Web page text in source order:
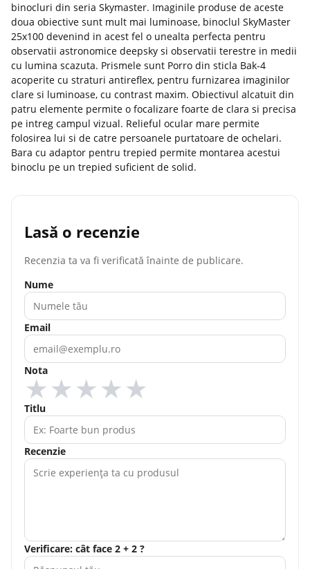
binocluri din seria Skymaster. Imaginile produse de aceste
doua obiective sunt mult mai luminoase, binoclul SkyMaster
25x100 devenind in acest fel o unealta perfecta pentru
observatii astronomice deepsky si observatii terestre in medii
cu lumina scazuta. Prismele sunt Porro din sticla Bak-4
acoperite cu straturi antireflex, pentru furnizarea imaginilor
clare si luminoase, cu contrast maxim. Obiectivul alcatuit din
patru elemente permite o focalizare foarte de clara si precisa
pe intreg campul vizual. Relieful ocular mare permite
folosirea lui si de catre persoanele purtatoare de ochelari.
Bara cu adaptor pentru trepied permite montarea acestui
binoclu pe un trepied suficient de solid.
Lasă o recenzie
Recenzia ta va fi verificată înainte de publicare.
Nume
Email
Nota
★
★
★
★
★
Titlu
Recenzie
Verificare: cât face 2 + 2 ?